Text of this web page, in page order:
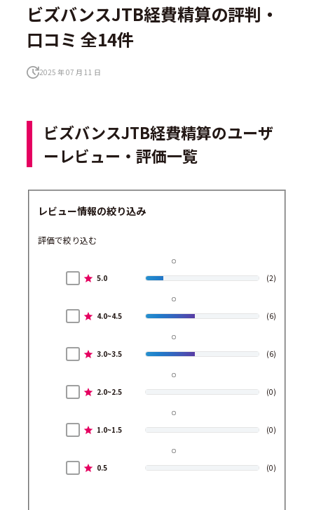
ビズバンスJTB経費精算の評判・
口コミ 全14件
2025 年 07 月 11 日
ビズバンスJTB経費精算のユーザ
ーレビュー・評価一覧
レビュー情報の絞り込み
評価で絞り込む
5.0 (2)
4.0~4.5 (6)
3.0~3.5 (6)
2.0~2.5 (0)
1.0~1.5 (0)
0.5 (0)